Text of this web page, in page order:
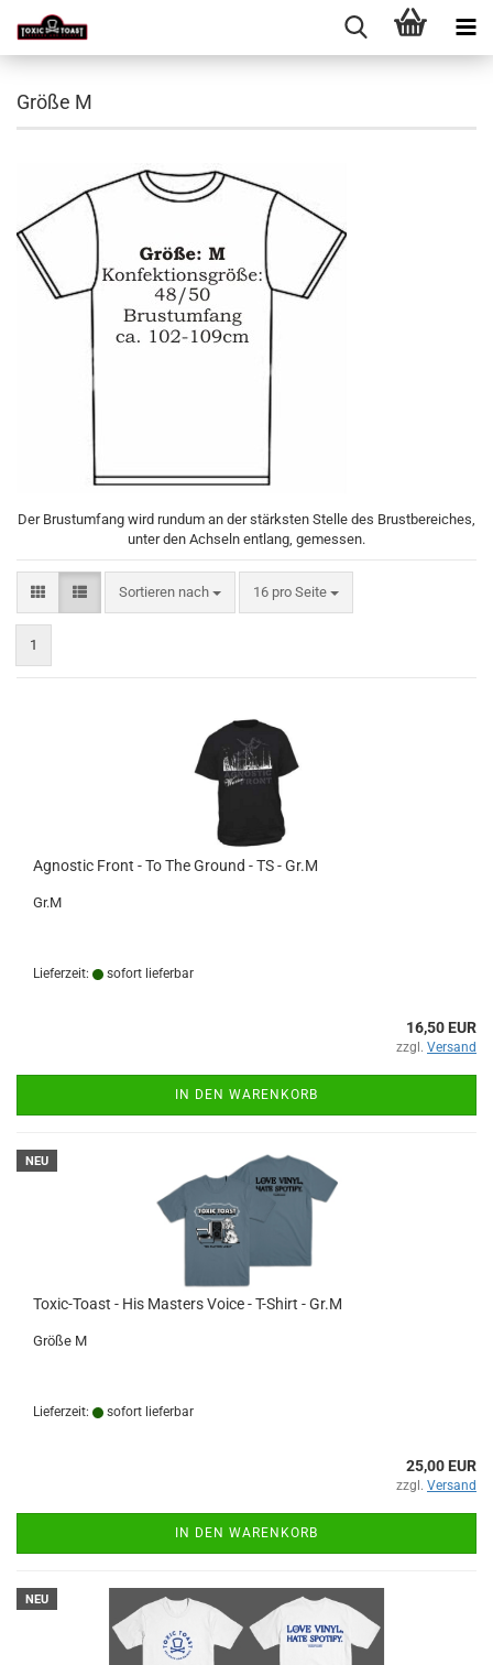
Größe M
Der Brustumfang wird rundum an der stärksten Stelle des Brustbereiches,
unter den Achseln entlang, gemessen.
Sortieren nach
Sortieren nach 16 pro Seite
pro Seite
1
Agnostic Front - To The Ground - TS - Gr.M
Gr.M
Lieferzeit: sofort lieferbar
16,50 EUR
zzgl. Versand
IN DEN WARENKORB
NEU
Toxic-Toast - His Masters Voice - T-Shirt - Gr.M
Größe M
Lieferzeit: sofort lieferbar
25,00 EUR
zzgl. Versand
IN DEN WARENKORB
NEU